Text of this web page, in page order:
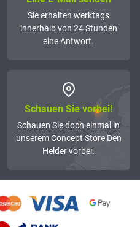
Sie erhalten werktags
innerhalb von 24 Stunden
eine Antwort.
Schauen Sie vorbei!
Schauen Sie doch einmal in
unserem Concept Store Den
Helder vorbei.